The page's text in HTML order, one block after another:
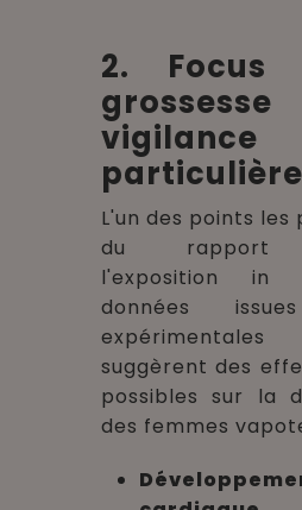
2.
vigilance
particulière
L'un des points les
du rapport
l'exposition in
données
expérimentales
suggèrent des
possibles sur la
des femmes